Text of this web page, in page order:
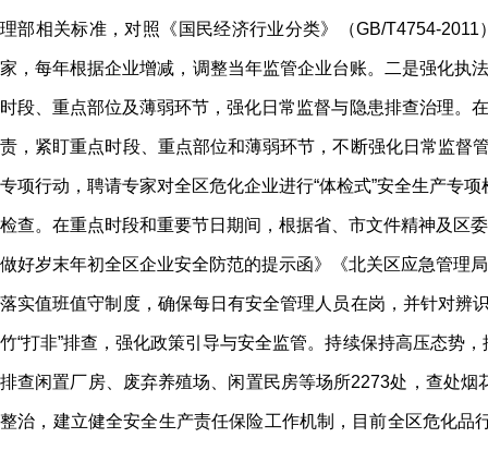
理部相关标准，对照《国民经济行业分类》（GB/T4754-
家，每年根据企业增减，调整当年监管企业台账。二是强化执
时段、重点部位及薄弱环节，强化日常监督与隐患排查治理。
责，紧盯重点时段、重点部位和薄弱环节，不断强化日常监督
专项行动，聘请专家对全区危化企业进行“体检式”安全生产专
检查。在重点时段和重要节日期间，根据省、市文件精神及区
做好岁末年初全区企业安全防范的提示函》《北关区应急管理
落实值班值守制度，确保每日有安全管理人员在岗，并针对辨
竹“打非”排查，强化政策引导与安全监管。持续保持高压态势
排查闲置厂房、废弃养殖场、闲置民房等场所2273处，查处
整治，建立健全安全生产责任保险工作机制，目前全区危化品